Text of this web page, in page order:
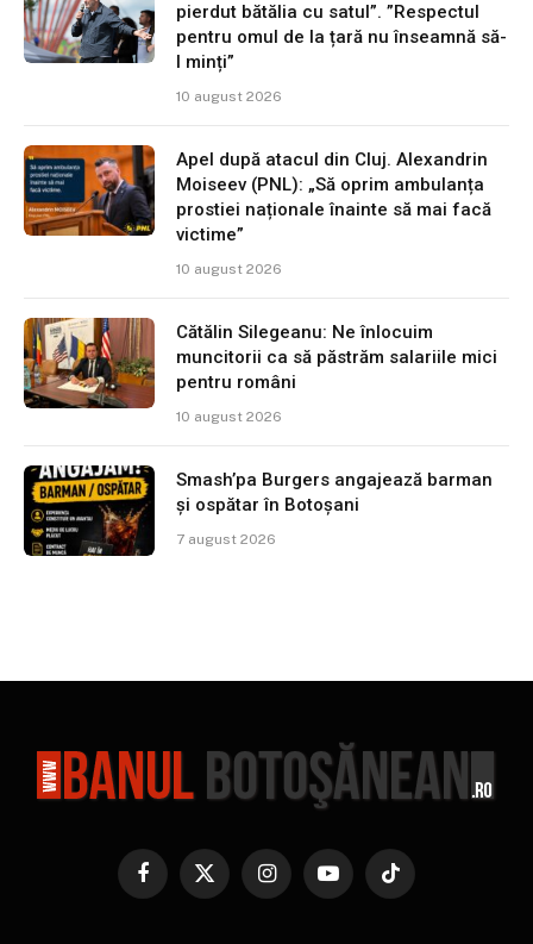
pierdut bătălia cu satul”. ”Respectul
pentru omul de la țară nu înseamnă să-
l minți”
10 august 2026
Apel după atacul din Cluj. Alexandrin
Moiseev (PNL): „Să oprim ambulanța
prostiei naționale înainte să mai facă
victime”
10 august 2026
Cătălin Silegeanu: Ne înlocuim
muncitorii ca să păstrăm salariile mici
pentru români
10 august 2026
Smash’pa Burgers angajează barman
și ospătar în Botoșani
7 august 2026
Facebook
X
InstagramYouTubeTikTok